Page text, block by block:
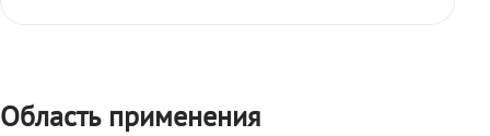
Область применения